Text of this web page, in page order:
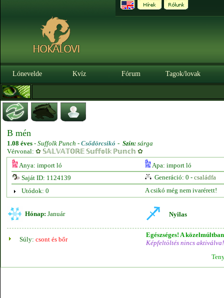
Lónevelde Kvíz Fórum Tagok/lovak
B mén
1.08 éves - Suffolk Punch - Csődörcsikó - Szín: sárga
Vérvonal: ✿ 𝕊𝔸𝕃𝕍𝔸𝕋𝕆ℝ𝔼 𝕊𝕦𝕗𝕗𝕠𝕝𝕜 ℙ𝕦𝕟𝕔𝕙 ✿
Anya: import ló
Apa: import ló
Saját ID: 1124139
Generáció: 0 - családfa
Utódok: 0
A csikó még nem ivarérett!
Hónap: Január Nyilas
Súly: csont és bőr
Egészséges! A
Képfeltöltés nincs aktiválva!